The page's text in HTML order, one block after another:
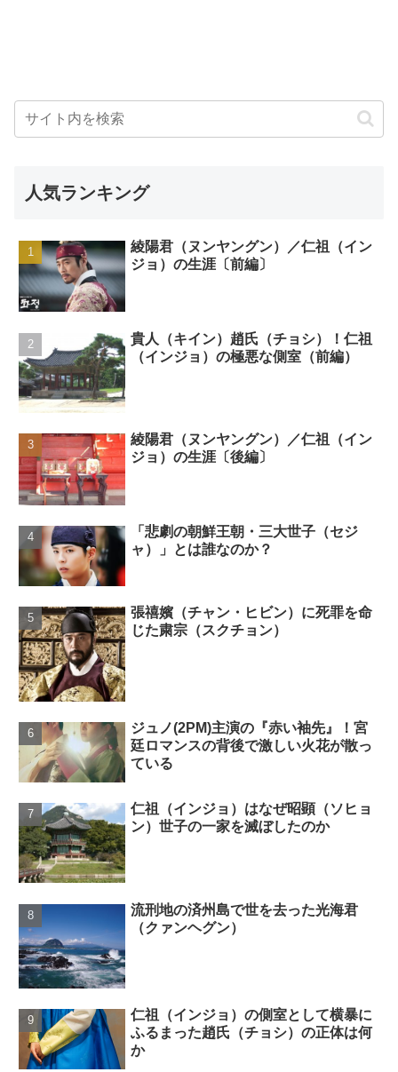
人気ランキング
綾陽君（ヌンヤングン）／仁祖（イン
ジョ）の生涯〔前編〕
貴人（キイン）趙氏（チョシ）！仁祖
（インジョ）の極悪な側室（前編）
綾陽君（ヌンヤングン）／仁祖（イン
ジョ）の生涯〔後編〕
「悲劇の朝鮮王朝・三大世子（セジ
ャ）」とは誰なのか？
張禧嬪（チャン・ヒビン）に死罪を命
じた粛宗（スクチョン）
ジュノ(2PM)主演の『赤い袖先』！宮
廷ロマンスの背後で激しい火花が散っ
ている
仁祖（インジョ）はなぜ昭顕（ソヒョ
ン）世子の一家を滅ぼしたのか
流刑地の済州島で世を去った光海君
（クァンヘグン）
仁祖（インジョ）の側室として横暴に
ふるまった趙氏（チョシ）の正体は何
か